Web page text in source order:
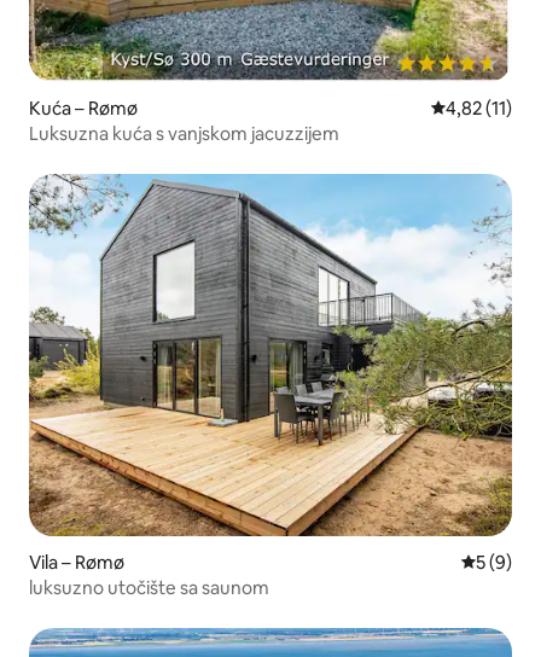
Kuća – Rømø Prosječna
4,82 (11)
Luksuzna kuća s vanjskom jacuzzijem
Vila – Rømø
5 (9)
luksuzno utočište sa saunom